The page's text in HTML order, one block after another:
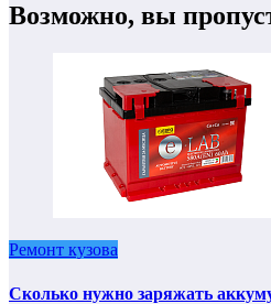
Возможно, вы
Ремонт кузова
Сколько нужно заряжать